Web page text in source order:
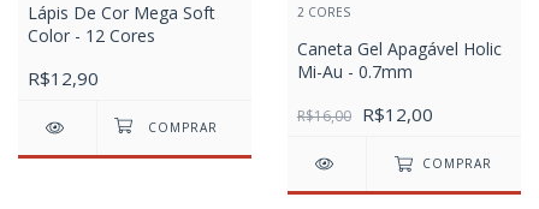
Lápis De Cor Mega Soft
Color - 12 Cores
R$12,90
2 CORES
Caneta Gel Apagável Holic
Mi-Au - 0.7mm
R$16,00 R$12,00
COMPRAR